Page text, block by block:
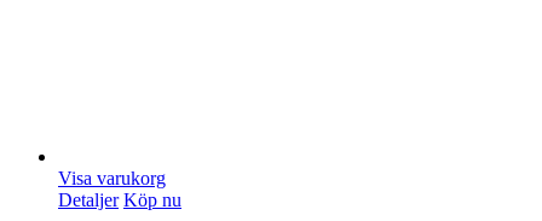
Visa varukorg
Detaljer Köp nu